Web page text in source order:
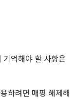
기억해야 할 사항은
하려면 매핑 해제해